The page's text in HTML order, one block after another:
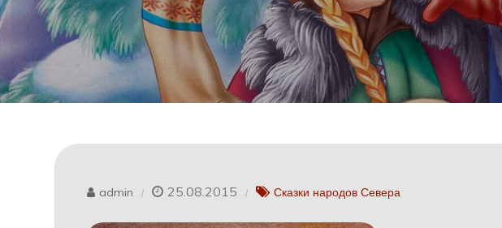
admin 25.08.2015 Сказки народов Севера